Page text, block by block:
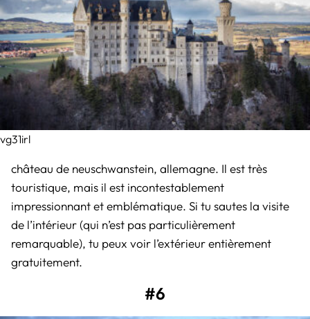
vg31irl
château de neuschwanstein, allemagne. Il est très
touristique, mais il est incontestablement
impressionnant et emblématique. Si tu sautes la visite
de l’intérieur (qui n’est pas particulièrement
remarquable), tu peux voir l’extérieur entièrement
gratuitement.
#6